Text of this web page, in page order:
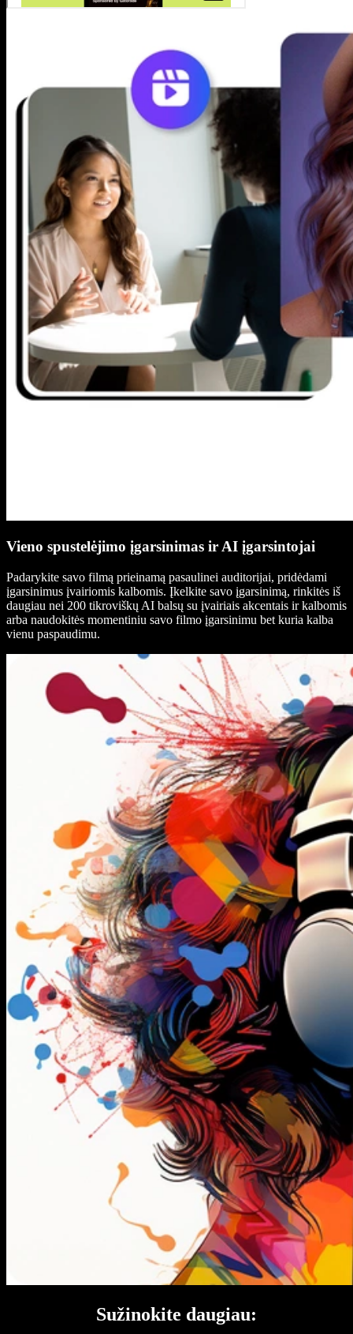
Vieno spustelėjimo įgarsinimas ir AI įgarsintojai
Padarykite savo filmą prieinamą pasaulinei auditorijai, pridėdami
įgarsinimus įvairiomis kalbomis. Įkelkite savo įgarsinimą, rinkitės iš
daugiau nei 200 tikroviškų AI balsų su įvairiais akcentais ir kalbomis
arba naudokitės momentiniu savo filmo įgarsinimu bet kuria kalba
vienu paspaudimu.
Sužinokite daugiau: